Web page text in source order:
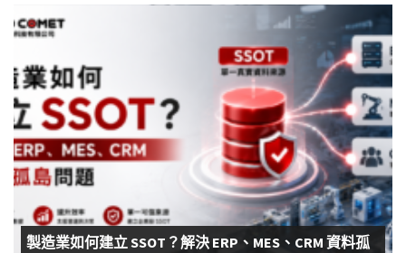
製造業如何建立 SSOT？解決 ERP、MES、CRM 資料孤